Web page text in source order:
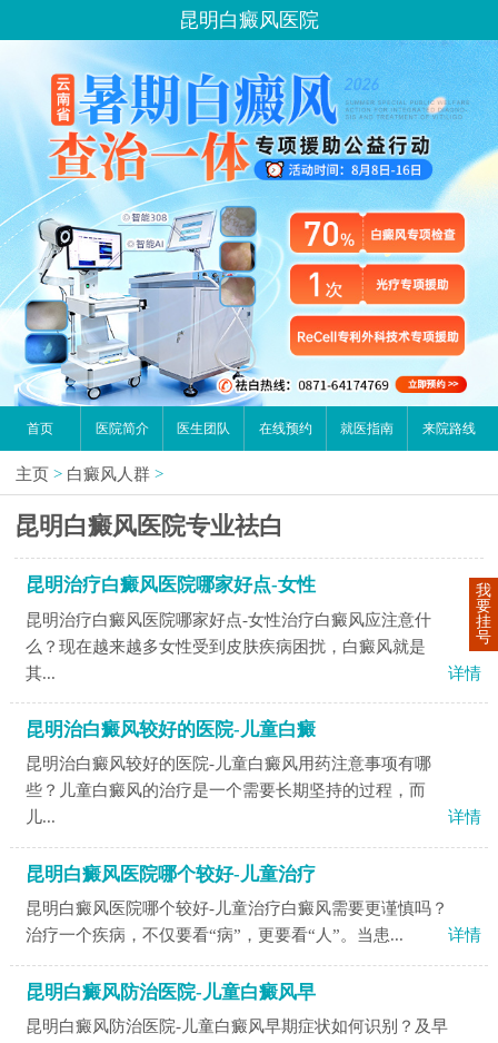
昆明白癜风医院
首页 医院简介 医生团队 在线预约 就医指南 来院路线
主页 > 白癜风人群 >
昆明白癜风医院专业祛白
昆明治疗白癜风医院哪家好点-女性
昆明治疗白癜风医院哪家好点-女性治疗白癜风应注意什
么？现在越来越多女性受到皮肤疾病困扰，白癜风就是
其...
详情
昆明治白癜风较好的医院-儿童白癜
昆明治白癜风较好的医院-儿童白癜风用药注意事项有哪
些？儿童白癜风的治疗是一个需要长期坚持的过程，而
儿...
详情
昆明白癜风医院哪个较好-儿童治疗
昆明白癜风医院哪个较好-儿童治疗白癜风需要更谨慎吗？
治疗一个疾病，不仅要看“病”，更要看“人”。当患...
详情
昆明白癜风防治医院-儿童白癜风早
昆明白癜风防治医院-儿童白癜风早期症状如何识别？及早
我
要
挂
号